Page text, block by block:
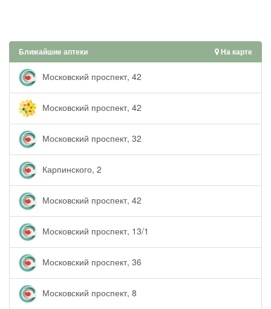
Ближайшие аптеки На карте
Московский проспект, 42
Московский проспект, 42
Московский проспект, 32
Карпинского, 2
Московский проспект, 42
Московский проспект, 13/1
Московский проспект, 36
Московский проспект, 8